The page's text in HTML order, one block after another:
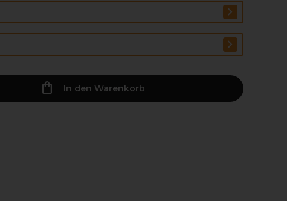
In den Warenkorb